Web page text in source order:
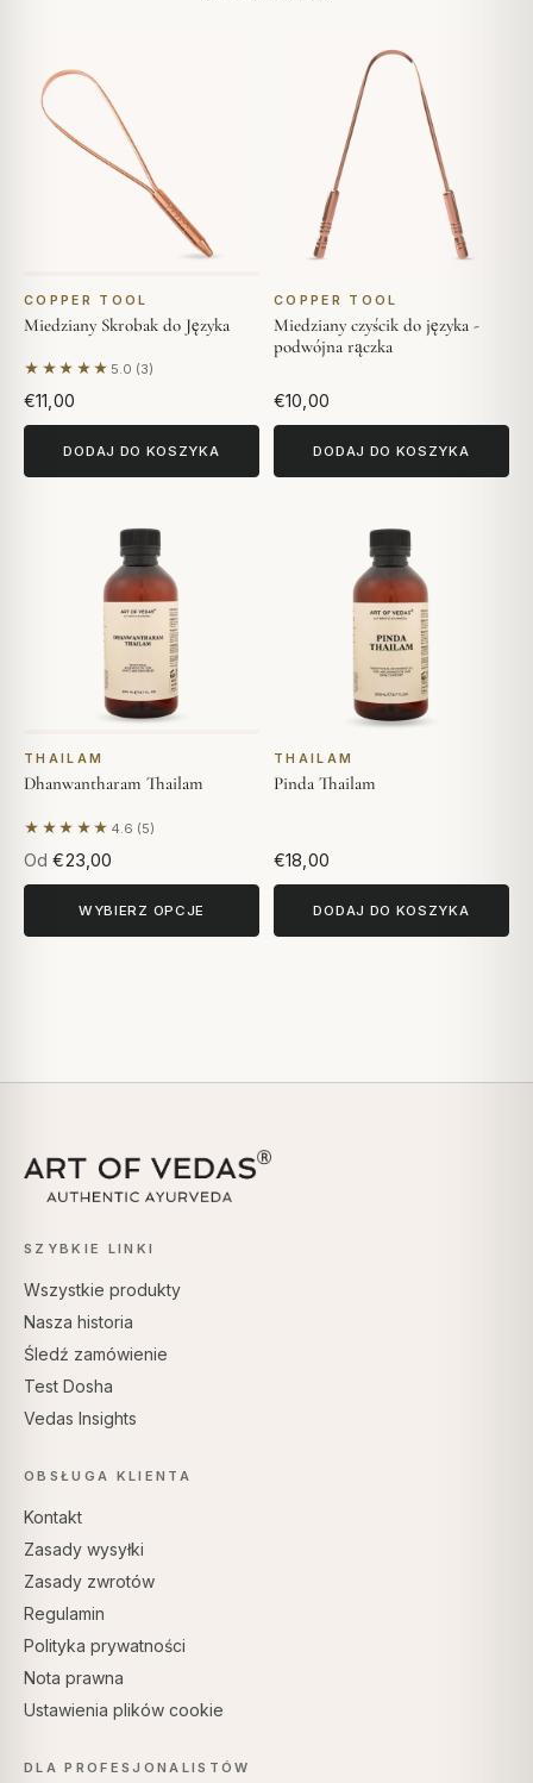
COPPER TOOL
Miedziany Skrobak do Języka
★★★★★ 5.0 (3)
Na podstawie 3 opinii
€11,00
DODAJ DO KOSZYKA
COPPER TOOL
Miedziany czyścik do języka -
podwójna rączka
€10,00
DODAJ DO KOSZYKA
THAILAM
Dhanwantharam Thailam
★★★★★ 4.6 (5)
Na podstawie 5 opinii
Od €23,00
WYBIERZ OPCJE
THAILAM
Pinda Thailam
€18,00
DODAJ DO KOSZYKA
SZYBKIE LINKI
Wszystkie produkty
Nasza historia
Śledź zamówienie
Test Dosha
Vedas Insights
OBSŁUGA KLIENTA
Kontakt
Zasady wysyłki
Zasady zwrotów
Regulamin
Polityka prywatności
Nota prawna
Ustawienia plików cookie
DLA PROFESJONALISTÓW